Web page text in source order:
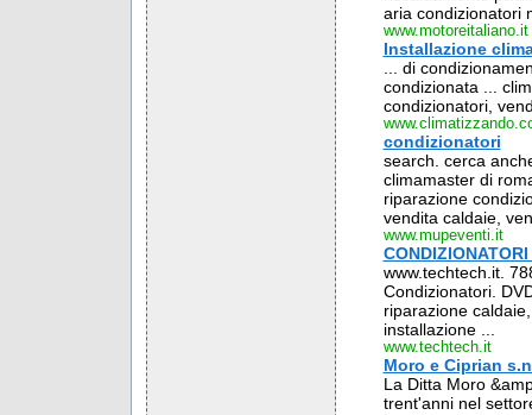
aria condizionatori
www.motoreitaliano.it
Installazione
... di
condizionata ...
condizionatori,
condizionatori
search. cerca
climamaster di
riparazione
vendita caldaie,
www.mupeventi.it
www.techtech.it.
Condizionatori.
riparazione
installazione ...
www.techtech.it
Moro e Ciprian
La Ditta Moro
trent'anni nel